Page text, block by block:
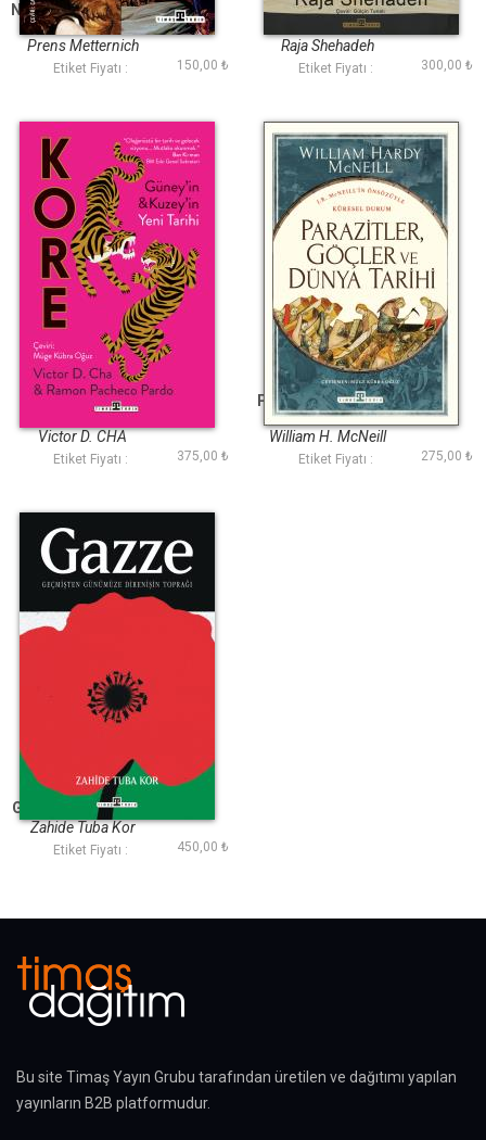
Napoleon Bonaparte
Prens Metternich
Etiket Fiyatı : 150,00 ₺
Osmanlı Filistinine
Veda
Raja Shehadeh
Etiket Fiyatı : 300,00 ₺
Kore
Victor D. CHA
Etiket Fiyatı : 375,00 ₺
Parazitler Göçler ve
Dünya Tarihi
William H. McNeill
Etiket Fiyatı : 275,00 ₺
Gazze Geçmişten
Günümüze Direnişin
Toprağı
Zahide Tuba Kor
Etiket Fiyatı : 450,00 ₺
Bu site Timaş Yayın Grubu tarafından üretilen ve dağıtımı yapılan
yayınların B2B platformudur.